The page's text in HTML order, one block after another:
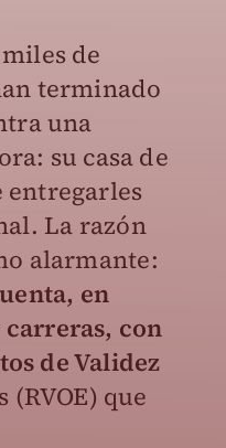
de
terminado
una
su casa de
entregarles
La razón
alarmante:
en
con
de Validez
que